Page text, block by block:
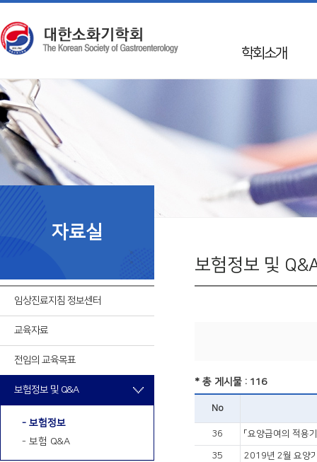
학회소개
Mission & Vision
학회연혁
50년사
임원진
국제교류
회칙
최신VOD
보험정보 및
자료실
임상진료지침 정보센터
교육자료
전임의 교육목표
보험정보 및 Q&A
- 보험정보
- 보험 Q&A
* 총 게시물 : 116
No
36 「요양급여의 적용
35 2019년 2월 요양